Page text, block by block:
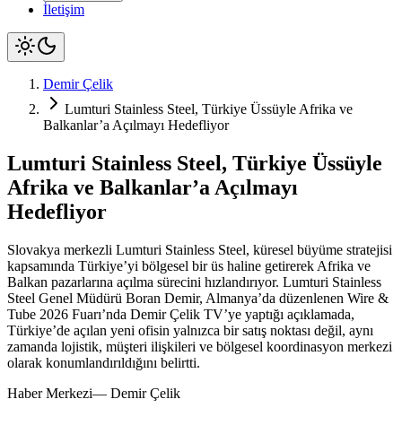
İletişim
Demir Çelik
Lumturi Stainless Steel, Türkiye Üssüyle Afrika ve
Balkanlar’a Açılmayı Hedefliyor
Lumturi Stainless Steel, Türkiye Üssüyle
Afrika ve Balkanlar’a Açılmayı
Hedefliyor
Slovakya merkezli Lumturi Stainless Steel, küresel büyüme stratejisi
kapsamında Türkiye’yi bölgesel bir üs haline getirerek Afrika ve
Balkan pazarlarına açılma sürecini hızlandırıyor. Lumturi Stainless
Steel Genel Müdürü Boran Demir, Almanya’da düzenlenen Wire &
Tube 2026 Fuarı’nda Demir Çelik TV’ye yaptığı açıklamada,
Türkiye’de açılan yeni ofisin yalnızca bir satış noktası değil, aynı
zamanda lojistik, müşteri ilişkileri ve bölgesel koordinasyon merkezi
olarak konumlandırıldığını belirtti.
Haber Merkezi— Demir Çelik